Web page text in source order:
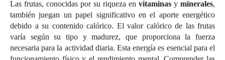
Las frutas, conocidas por su riqueza en vitaminas y minerales,
también juegan un papel significativo en el aporte energético
debido a su contenido calórico. El valor calórico de las frutas
varía según su tipo y madurez, que proporciona la fuerza
necesaria para la actividad diaria. Esta energía es esencial para el